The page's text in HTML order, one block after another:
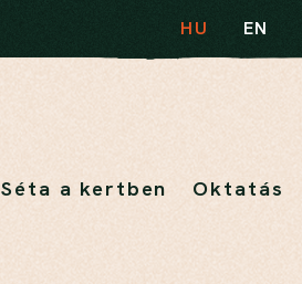
HU EN
Séta a kertben Oktatás